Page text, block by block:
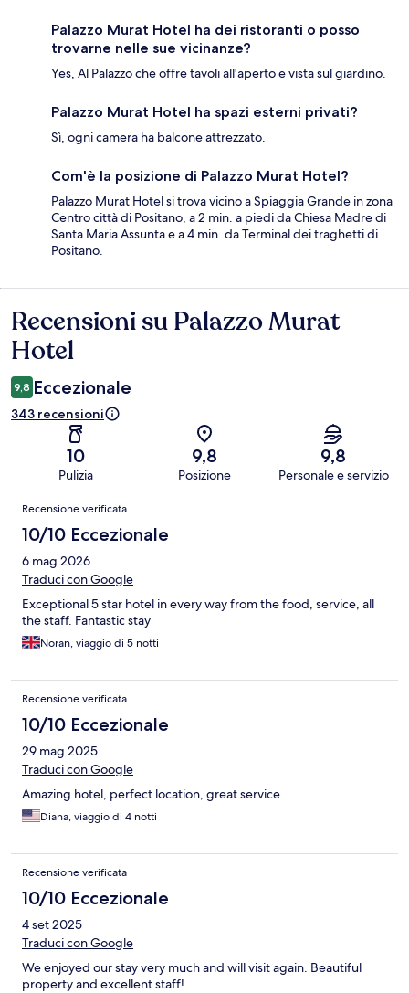
Palazzo Murat Hotel ha dei ristoranti o posso
trovarne nelle sue vicinanze?
Yes, Al Palazzo che offre tavoli all'aperto e vista sul giardino.
Palazzo Murat Hotel ha spazi esterni privati?
Sì, ogni camera ha balcone attrezzato.
Com'è la posizione di Palazzo Murat Hotel?
Palazzo Murat Hotel si trova vicino a Spiaggia Grande in zona
Centro città di Positano, a 2 min. a piedi da Chiesa Madre di
Santa Maria Assunta e a 4 min. da Terminal dei traghetti di
Positano.
Recensioni
Recensioni su Palazzo Murat
Hotel
9,8 Eccezionale
343 recensioni
10
Pulizia
9,8
Posizione
9,8
Personale e servizio
Recensioni
Recensione verificata
10/10 Eccezionale
6 mag 2026
Traduci con Google
Exceptional 5 star hotel in every way from the food, service, all
the staff. Fantastic stay
Noran, viaggio di 5 notti
Recensione verificata
10/10 Eccezionale
29 mag 2025
Traduci con Google
Amazing hotel, perfect location, great service.
Diana, viaggio di 4 notti
Recensione verificata
10/10 Eccezionale
4 set 2025
Traduci con Google
We enjoyed our stay very much and will visit again. Beautiful
property and excellent staff!